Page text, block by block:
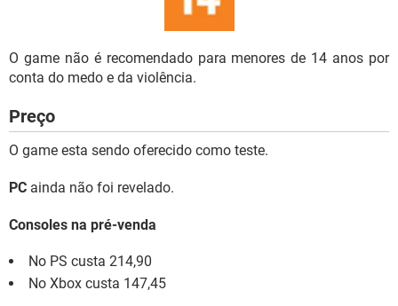
O game não é recomendado para menores de 14 anos por
conta do medo e da violência.
Preço
O game esta sendo oferecido como teste.
PC ainda não foi revelado.
Consoles na pré-venda
No PS custa 214,90
No Xbox custa 147,45